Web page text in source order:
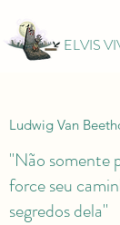
ELVIS
Ludwig Van
"Não somente
force seu
segredos dela"